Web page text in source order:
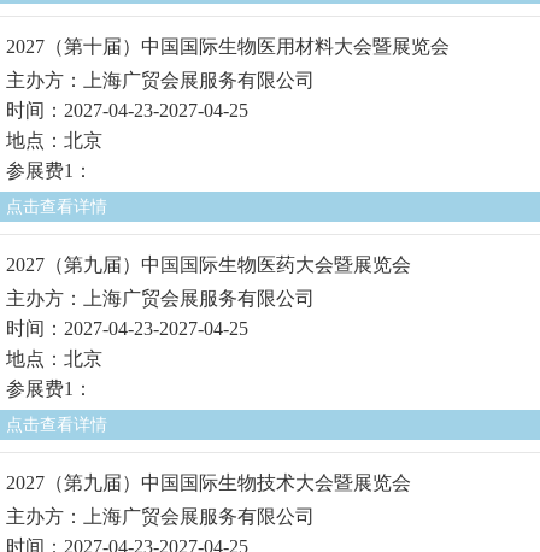
2027（第十届）中国国际生物医用材料大会暨展览会
主办方：上海广贸会展服务有限公司
时间：2027-04-23-2027-04-25
地点：北京
参展费1：
点击查看详情
2027（第九届）中国国际生物医药大会暨展览会
主办方：上海广贸会展服务有限公司
时间：2027-04-23-2027-04-25
地点：北京
参展费1：
点击查看详情
2027（第九届）中国国际生物技术大会暨展览会
主办方：上海广贸会展服务有限公司
时间：2027-04-23-2027-04-25